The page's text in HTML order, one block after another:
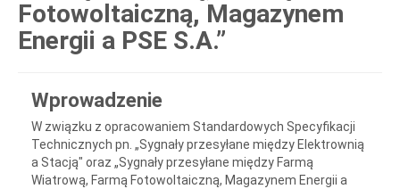
Fotowoltaiczną, Magazynem
Energii a PSE S.A.”
Wprowadzenie
W związku z opracowaniem Standardowych Specyfikacji
Technicznych pn. „Sygnały przesyłane między Elektrownią
a Stacją" oraz „Sygnały przesyłane między Farmą
Wiatrową, Farmą Fotowoltaiczną, Magazynem Energii a